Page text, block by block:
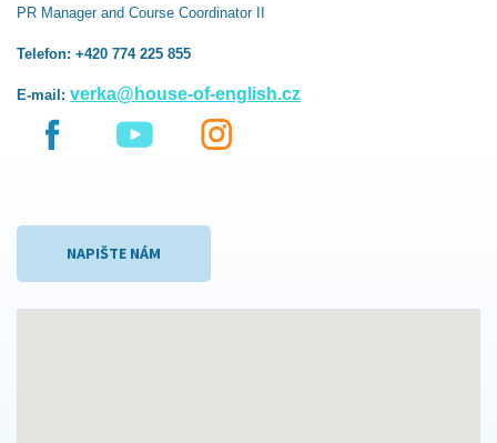
PR Manager and Course Coordinator II
Telefon: +420 774 225 855
E-mail: verka@house-of-english.cz
NAPIŠTE NÁM